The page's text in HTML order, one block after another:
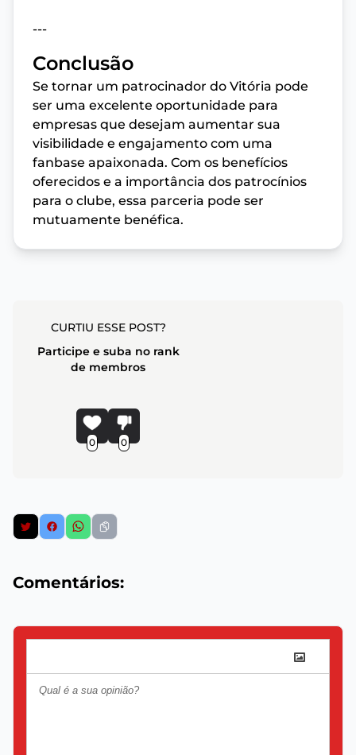
---
Conclusão
Se tornar um patrocinador do Vitória pode
ser uma excelente oportunidade para
empresas que desejam aumentar sua
visibilidade e engajamento com uma
fanbase apaixonada. Com os benefícios
oferecidos e a importância dos patrocínios
para o clube, essa parceria pode ser
mutuamente benéfica.
CURTIU ESSE POST?
Participe e suba no rank
de membros
0 0
Comentários: